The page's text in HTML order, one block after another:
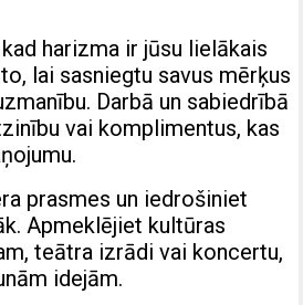
harizma ir jūsu lielākais
lai sasniegtu savus mērķus
Darbā un sabiedrībā
vai komplimentus, kas
prasmes un iedrošiniet
Apmeklējiet kultūras
teātra izrādi vai koncertu,
idejām.